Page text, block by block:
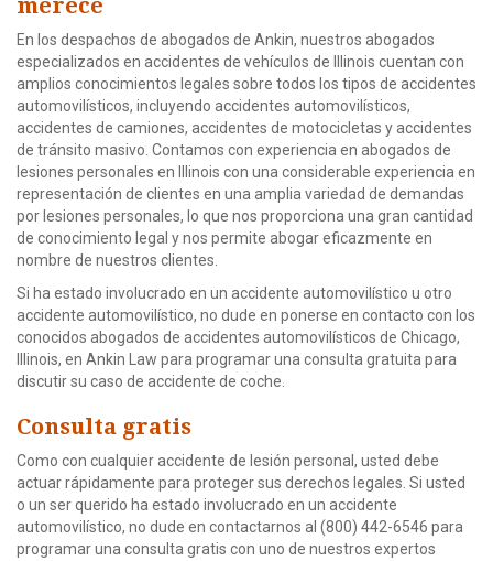
merece
En los despachos de abogados de Ankin, nuestros abogados
especializados en accidentes de vehículos de Illinois cuentan con
amplios conocimientos legales sobre todos los tipos de accidentes
automovilísticos, incluyendo accidentes automovilísticos,
accidentes de camiones, accidentes de motocicletas y accidentes
de tránsito masivo. Contamos con experiencia en abogados de
lesiones personales en Illinois con una considerable experiencia en
representación de clientes en una amplia variedad de demandas
por lesiones personales, lo que nos proporciona una gran cantidad
de conocimiento legal y nos permite abogar eficazmente en
nombre de nuestros clientes.
Si ha estado involucrado en un accidente automovilístico u otro
accidente automovilístico, no dude en ponerse en contacto con los
conocidos abogados de accidentes automovilísticos de Chicago,
Illinois, en Ankin Law para programar una consulta gratuita para
discutir su caso de accidente de coche.
Consulta gratis
Como con cualquier accidente de lesión personal, usted debe
actuar rápidamente para proteger sus derechos legales. Si usted
o un ser querido ha estado involucrado en un accidente
automovilístico, no dude en contactarnos al (800) 442-6546 para
programar una consulta gratis con uno de nuestros expertos